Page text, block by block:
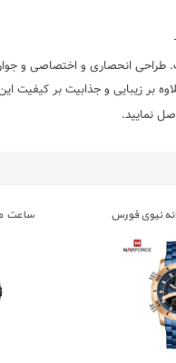
برندساعت مچی میان‌رده و اقتصادی در بازار جهانی
بر زیبایی و جذابیت بر کیفیت
نیوی فورس
ساعت